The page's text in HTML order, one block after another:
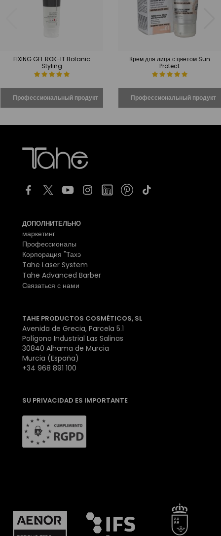
FIXING GEL ROK-IT Botanic
Styling
Крем для лица с цветом Sun
Protect
ДОПОЛНИТЕЛЬНО
маркетинг
Профессионалы
Корпорация "Тахэ
Tahe Laser System
Tahe Advanced Barber
Связаться с нами
TAHE PRODUCTOS COSMÉTICOS, SL
Avenida de Grecia, Parcela 5.1
Polígono Industrial Las Salinas
30840 Alhama de Murcia
Murcia (España)
+34 968 891 100
SU PRIVACIDAD ES IMPORTANTE